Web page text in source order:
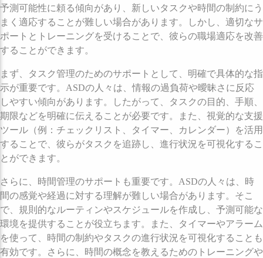
予測可能性に頼る傾向があり、新しいタスクや時間の制約にう
まく適応することが難しい場合があります。しかし、適切なサ
ポートとトレーニングを受けることで、彼らの職場適応を改善
することができます。
まず、タスク管理のためのサポートとして、明確で具体的な指
示が重要です。ASDの人々は、情報の過負荷や曖昧さに反応
しやすい傾向があります。したがって、タスクの目的、手順、
期限などを明確に伝えることが必要です。また、視覚的な支援
ツール（例：チェックリスト、タイマー、カレンダー）を活用
することで、彼らがタスクを追跡し、進行状況を可視化するこ
とができます。
さらに、時間管理のサポートも重要です。ASDの人々は、時
間の感覚や経過に対する理解が難しい場合があります。そこ
で、規則的なルーティンやスケジュールを作成し、予測可能な
環境を提供することが役立ちます。また、タイマーやアラーム
を使って、時間の制約やタスクの進行状況を可視化することも
有効です。さらに、時間の概念を教えるためのトレーニングや